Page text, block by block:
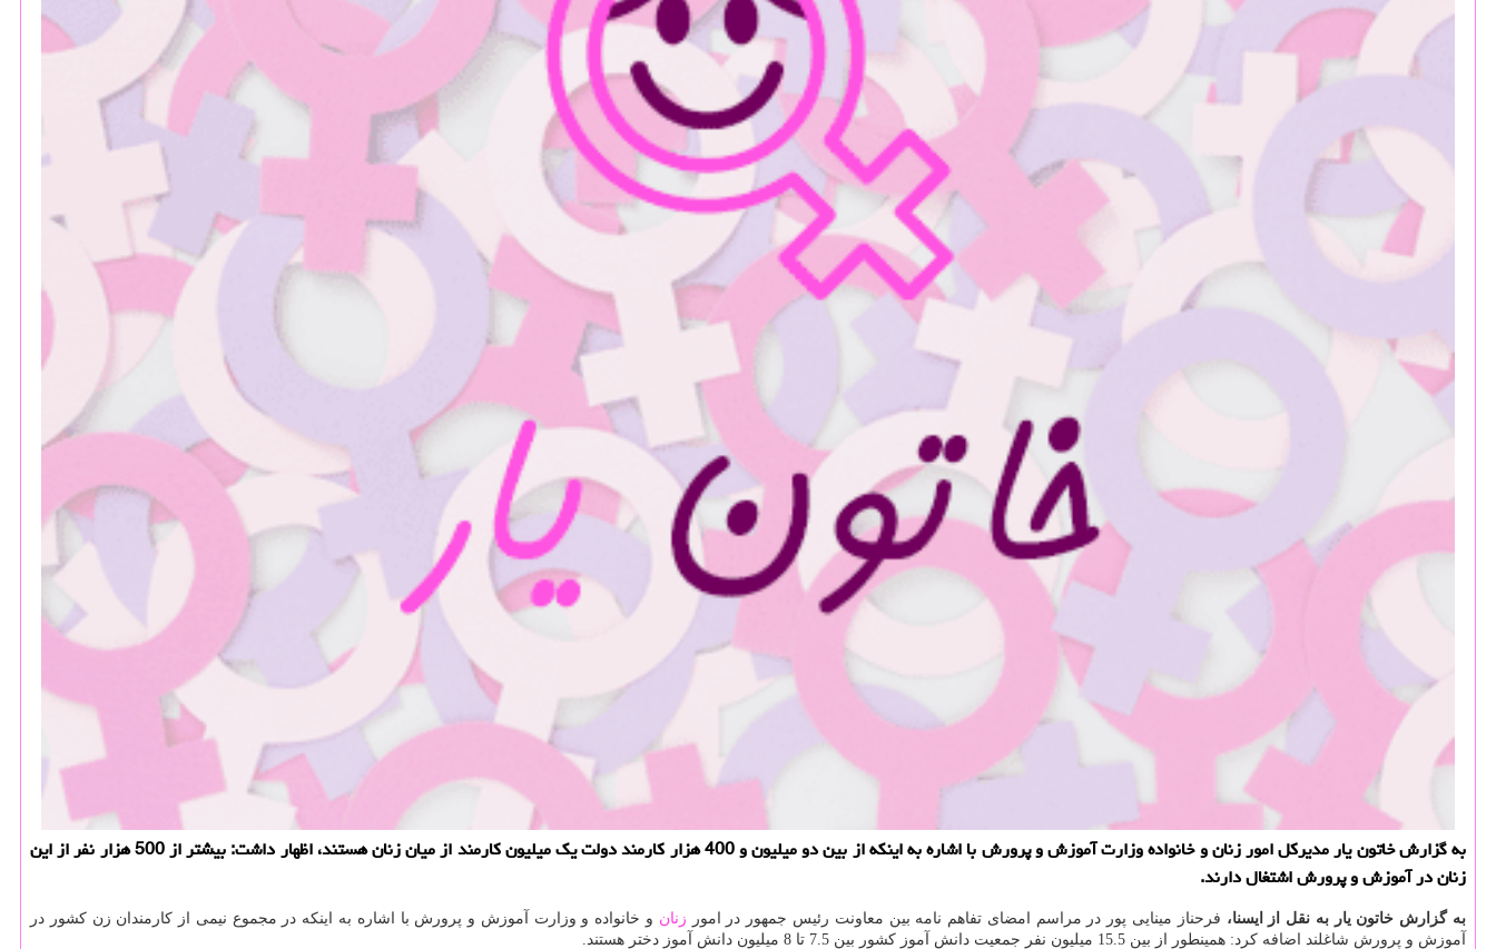
به گزارش خاتون یار مدیركل امور زنان و خانواده وزارت آموزش و پرورش با اشاره به اینكه از بین دو میلیون و 400 هزار كارمند دولت یك میلیون كارمند از میان زنان هستند، اظهار داشت: بیشتر از 500 هزار نفر از این
زنان در آموزش و پرورش اشتغال دارند.
به گزارش خاتون یار به نقل از ایسنا، فرحناز مینایی پور در مراسم امضای تفاهم نامه بین معاونت رئیس جمهور در امور زنان و خانواده و وزارت آموزش و پرورش با اشاره به اینكه در مجموع نیمی از كارمندان زن كشور در
آموزش و پرورش شاغلند اضافه كرد: همینطور از بین 15.5 میلیون نفر جمعیت دانش آموز كشور بین 7.5 تا 8 میلیون دانش آموز دختر هستند.